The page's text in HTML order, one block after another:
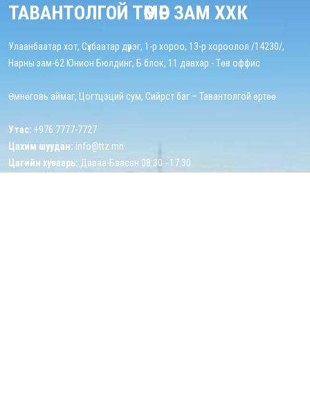
ТАВАНТОЛГОЙ ТӨМӨР ЗАМ ХХК
Улаанбаатар хот, Сүхбаатар дүүрэг, 1-р хороо, 13-р хороолол /14230/,
Нарны зам-62 Юнион Бюлдинг, Б блок, 11 давхар - Төв оффис
Өмнөговь аймаг, Цогтцэций сум, Сийрст баг – Тавантолгой өртөө
Утас: +976 7777-7727
Цахим шуудан: info@ttz.mn
Цагийн хуваарь: Даваа-Баасан 08:30 - 17:30